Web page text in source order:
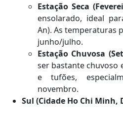
Estação Seca
ensolarado, ideal
An). As temperaturas
junho/julho.
Estação Chuvosa
ser bastante chuvoso
e tufões,
novembro.
Sul (Cidade Ho Chi Minh,